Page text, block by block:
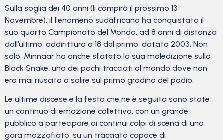
Sulla soglia dei 40 anni (li compirà il prossimo 13
Novembre), il fenomeno sudafricano ha conquistato il
suo quarto Campionato del Mondo, ad 8 anni di distanza
dall’ultimo, addirittura a 18 dal primo, datato 2003. Non
solo: Minnaar ha anche sfatato la sua maledizione sulla
Black Snake, uno dei pochi tracciati al mondo dove non
era mai riuscito a salire sul primo gradino del podio.
Le ultime discese e la festa che ne è seguita sono state
un continuo di emozione collettiva, con un grande
pubblico a partecipare ai continui colpi di scena di una
gara mozzafiato, su un tracciato capace di